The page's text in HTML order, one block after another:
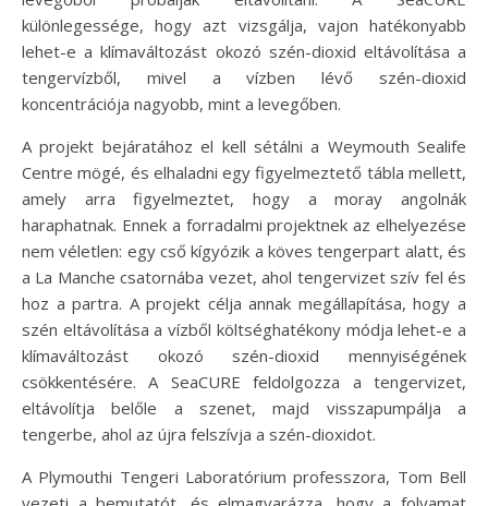
különlegessége, hogy azt vizsgálja, vajon hatékonyabb
lehet-e a klímaváltozást okozó szén-dioxid eltávolítása a
tengervízből, mivel a vízben lévő szén-dioxid
koncentrációja nagyobb, mint a levegőben.
A projekt bejáratához el kell sétálni a Weymouth Sealife
Centre mögé, és elhaladni egy figyelmeztető tábla mellett,
amely arra figyelmeztet, hogy a moray angolnák
haraphatnak. Ennek a forradalmi projektnek az elhelyezése
nem véletlen: egy cső kígyózik a köves tengerpart alatt, és
a La Manche csatornába vezet, ahol tengervizet szív fel és
hoz a partra. A projekt célja annak megállapítása, hogy a
szén eltávolítása a vízből költséghatékony módja lehet-e a
klímaváltozást okozó szén-dioxid mennyiségének
csökkentésére. A SeaCURE feldolgozza a tengervizet,
eltávolítja belőle a szenet, majd visszapumpálja a
tengerbe, ahol az újra felszívja a szén-dioxidot.
A Plymouthi Tengeri Laboratórium professzora, Tom Bell